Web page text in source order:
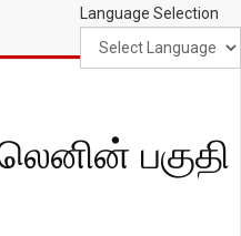
Language Selection